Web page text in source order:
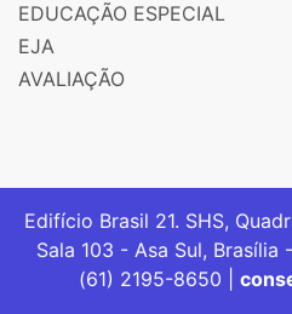
EDUCAÇÃO ESPECIAL
EJA
AVALIAÇÃO
Edifício Brasil 21. SHS,
Sala 103 - Asa Sul, Brasília
(61) 2195-8650 |